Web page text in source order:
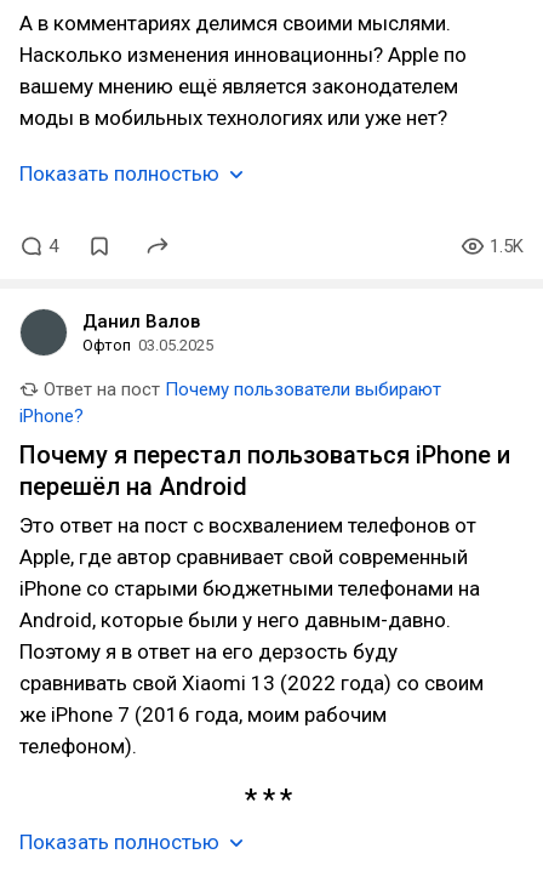
А в комментариях делимся своими мыслями.
Насколько изменения инновационны? Apple по
вашему мнению ещё является законодателем
моды в мобильных технологиях или уже нет?
Показать полностью
4 1.5K
Данил Валов
Офтоп 03.05.2025
Ответ на пост Почему пользователи выбирают
iPhone?
Почему я перестал пользоваться iPhone и
перешёл на Android
Это ответ на пост с восхвалением телефонов от
Apple, где автор сравнивает свой современный
iPhone со старыми бюджетными телефонами на
Android, которые были у него давным-давно.
Поэтому я в ответ на его дерзость буду
сравнивать свой Xiaomi 13 (2022 года) со своим
же iPhone 7 (2016 года, моим рабочим
телефоном).
Показать полностью